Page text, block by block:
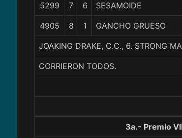
5299 7 6 SESAMOIDE
4905 8 1 GANCHO GRUESO
JOAKING DRAKE, C.C., 6. STRONG
CORRIERON TODOS.
3a.- Premio